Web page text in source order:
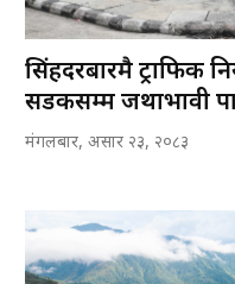
सिंहदरबारमै ट्राफिक
सडकसम्म जथाभावी
मंगलबार, असार २३, २०८३